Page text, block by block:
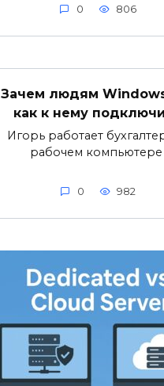
0 806
Зачем людям
как к нему
Игорь работает
рабочем
0 982